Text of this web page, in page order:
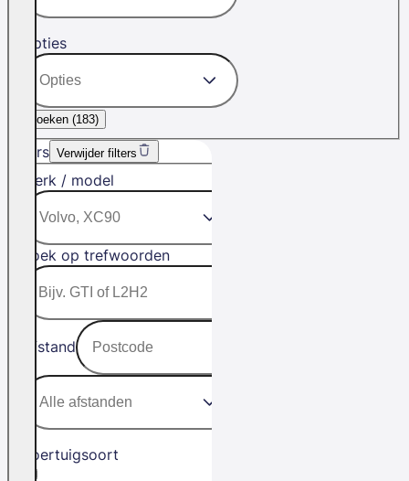
Opties
Zoeken (183)
Filters Verwijder filters
Merk / model
Zoek op trefwoorden
Afstand
Voertuigsoort